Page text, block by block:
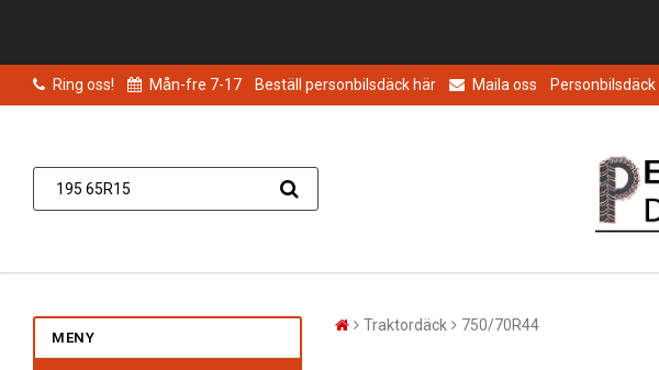
Ring oss! Mån-fre 7-17 Beställ personbilsdäck här Maila oss Personbilsdäck
MENY
Traktordäck 750/70R44